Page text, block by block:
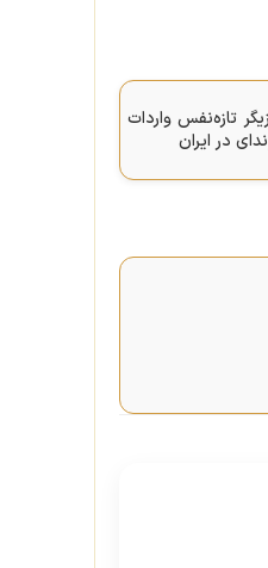
تازه‌نفس واردات
در ایران